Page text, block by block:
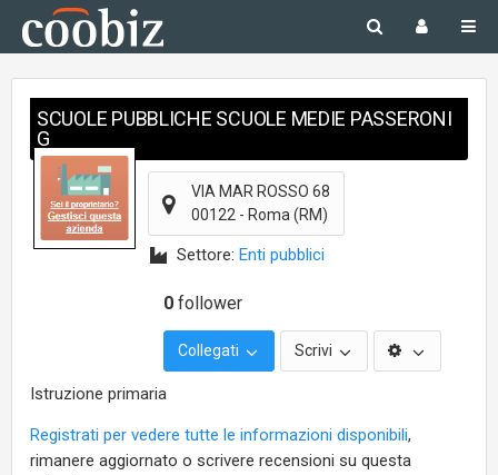
SCUOLE PUBBLICHE SCUOLE MEDIE PASSERONI
G
VIA MAR ROSSO 68
00122 - Roma (RM)
Settore: Enti pubblici
0 follower
Collegati Scrivi
Istruzione primaria
Registrati per vedere tutte le informazioni disponibili,
rimanere aggiornato o scrivere recensioni su questa